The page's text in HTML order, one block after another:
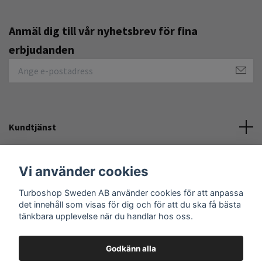
Anmäl dig till vår nyhetsbrev för fina
erbjudanden
Kundtjänst
Sociala medier
Vi använder cookies
Turboshop Sweden AB använder cookies för att anpassa
det innehåll som visas för dig och för att du ska få bästa
tänkbara upplevelse när du handlar hos oss.
Godkänn alla